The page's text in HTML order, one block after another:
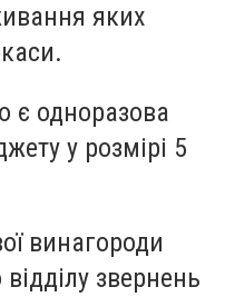
яких
є одноразова
у розмірі 5
винагороди
звернень